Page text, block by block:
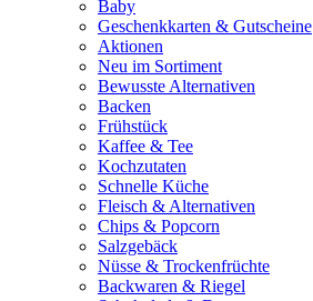
Baby
Geschenkkarten & Gutscheine
Aktionen
Neu im Sortiment
Bewusste Alternativen
Backen
Frühstück
Kaffee & Tee
Kochzutaten
Schnelle Küche
Fleisch & Alternativen
Chips & Popcorn
Salzgebäck
Nüsse & Trockenfrüchte
Backwaren & Riegel